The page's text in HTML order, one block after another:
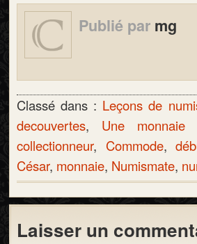
Publié par mg
Classé dans : Leçons de
decouvertes, Une monnaie
collectionneur, Commode,
César, monnaie, Numismate,
Laisser un